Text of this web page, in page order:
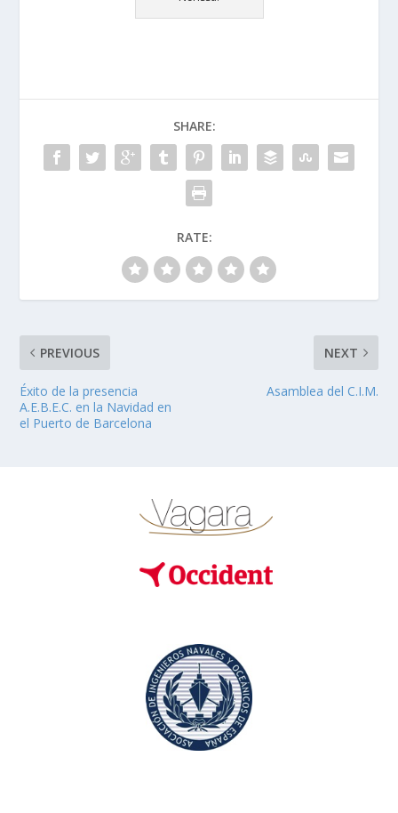
SHARE:
RATE:
PREVIOUS
Éxito de la presencia
A.E.B.E.C. en la Navidad en
el Puerto de Barcelona
NEXT
Asamblea del C.I.M.